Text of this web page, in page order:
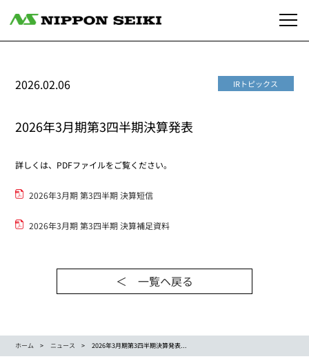
IRトピックス
2026.02.06
2026年3月期第3四半期決算発表
詳しくは、PDFファイルをご覧ください。
2026年3月期 第3四半期 決算短信
2026年3月期 第3四半期 決算補足資料
＜ 一覧ヘ戻る
ホーム ニュース 2026年3月期第3四半期決算発表...